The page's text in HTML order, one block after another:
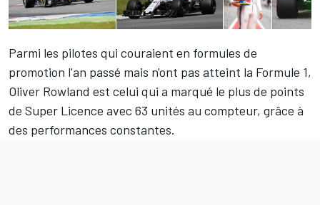
Parmi les pilotes qui couraient en formules de
promotion l'an passé mais n'ont pas atteint la Formule 1,
Oliver Rowland est celui qui a marqué le plus de points
de Super Licence avec 63 unités au compteur, grâce à
des performances constantes.